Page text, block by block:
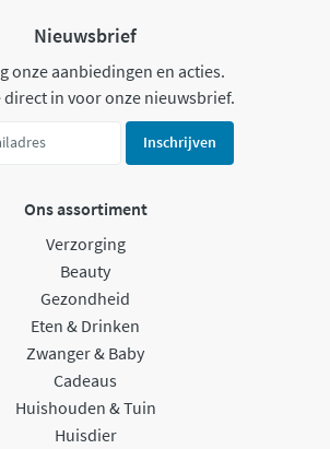
Nieuwsbrief
onze aanbiedingen en acties.
direct in voor onze nieuwsbrief.
Inschrijven
Ons assortiment
Verzorging
Beauty
Gezondheid
Eten & Drinken
Zwanger & Baby
Cadeaus
Huishouden & Tuin
Huisdier